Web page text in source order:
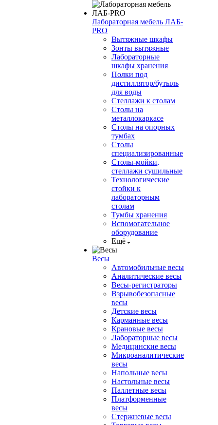
Лабораторная мебель ЛАБ-
PRO
Вытяжные шкафы
Зонты вытяжные
Лабораторные
шкафы хранения
Полки под
дистиллятор/бутыль
для воды
Стеллажи к столам
Столы на
металлокаркасе
Столы на опорных
тумбах
Столы
специализированные
Столы-мойки,
стеллажи сушильные
Технологические
стойки к
лабораторным
столам
Тумбы хранения
Вспомогательное
оборудование
Ещё
Весы
Автомобильные весы
Аналитические весы
Весы-регистраторы
Взрывобезопасные
весы
Детские весы
Карманные весы
Крановые весы
Лабораторные весы
Медицинские весы
Микроаналитические
весы
Напольные весы
Настольные весы
Паллетные весы
Платформенные
весы
Стержневые весы